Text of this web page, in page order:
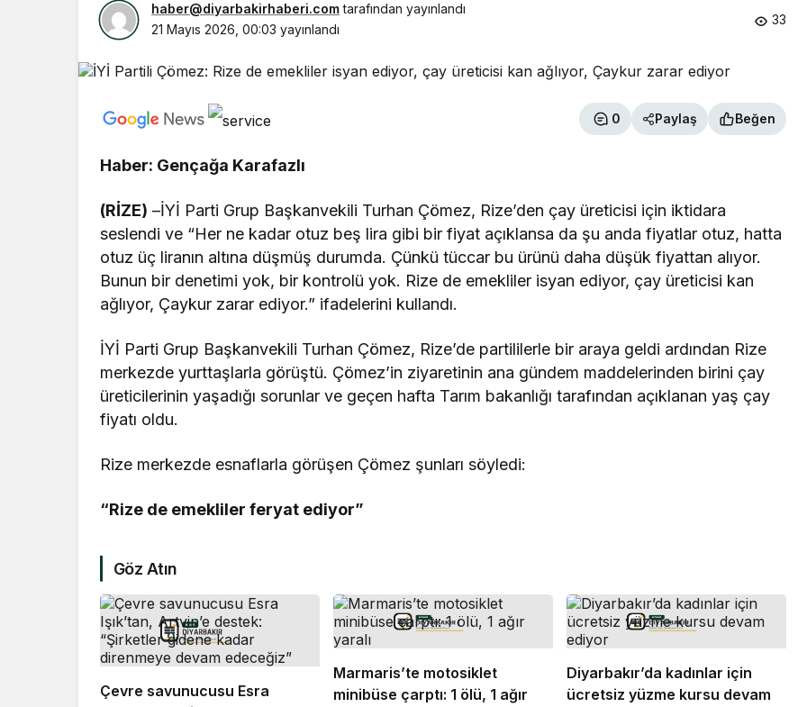
haber@diyarbakirhaberi.comtarafından yayınlandı
21 Mayıs 2026, 00:03 yayınlandı
33
0 Paylaş Beğen
Haber: Gençağa Karafazlı
(RİZE) –İYİ Parti Grup Başkanvekili Turhan Çömez, Rize’den çay üreticisi için iktidara
seslendi ve “Her ne kadar otuz beş lira gibi bir fiyat açıklansa da şu anda fiyatlar otuz, hatta
otuz üç liranın altına düşmüş durumda. Çünkü tüccar bu ürünü daha düşük fiyattan alıyor.
Bunun bir denetimi yok, bir kontrolü yok. Rize de emekliler isyan ediyor, çay üreticisi kan
ağlıyor, Çaykur zarar ediyor.” ifadelerini kullandı.
İYİ Parti Grup Başkanvekili Turhan Çömez, Rize’de partililerle bir araya geldi ardından Rize
merkezde yurttaşlarla görüştü. Çömez’in ziyaretinin ana gündem maddelerinden birini çay
üreticilerinin yaşadığı sorunlar ve geçen hafta Tarım bakanlığı tarafından açıklanan yaş çay
fiyatı oldu.
Rize merkezde esnaflarla görüşen Çömez şunları söyledi:
“Rize de emekliler feryat ediyor”
Göz Atın
Çevre savunucusu Esra
Marmaris’te motosiklet
minibüse çarptı: 1 ölü, 1 ağır
Diyarbakır’da kadınlar için
ücretsiz yüzme kursu devam